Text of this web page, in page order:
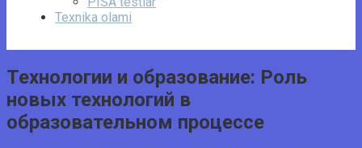
Texnika olami
Технологии и образование: Роль
новых технологий в
образовательном процессе